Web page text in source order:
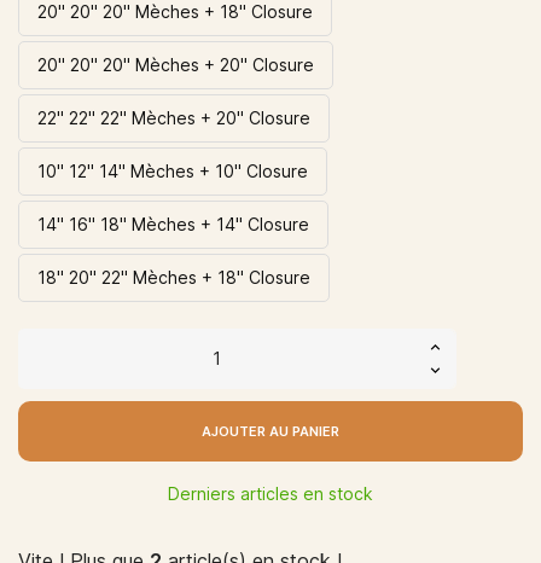
20'' 20" 20" Mèches + 18" Closure
20'' 20" 20" Mèches + 20" Closure
22'' 22" 22" Mèches + 20" Closure
10'' 12" 14" Mèches + 10" Closure
14'' 16" 18" Mèches + 14" Closure
18'' 20" 22" Mèches + 18" Closure
AJOUTER AU PANIER
Derniers articles en stock